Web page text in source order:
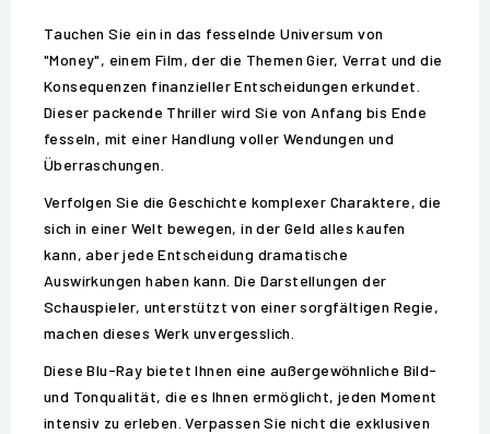
Tauchen Sie ein in das fesselnde Universum von
"Money", einem Film, der die Themen Gier, Verrat und die
Konsequenzen finanzieller Entscheidungen erkundet.
Dieser packende Thriller wird Sie von Anfang bis Ende
fesseln, mit einer Handlung voller Wendungen und
Überraschungen.
Verfolgen Sie die Geschichte komplexer Charaktere, die
sich in einer Welt bewegen, in der Geld alles kaufen
kann, aber jede Entscheidung dramatische
Auswirkungen haben kann. Die Darstellungen der
Schauspieler, unterstützt von einer sorgfältigen Regie,
machen dieses Werk unvergesslich.
Diese Blu-Ray bietet Ihnen eine außergewöhnliche Bild-
und Tonqualität, die es Ihnen ermöglicht, jeden Moment
intensiv zu erleben. Verpassen Sie nicht die exklusiven